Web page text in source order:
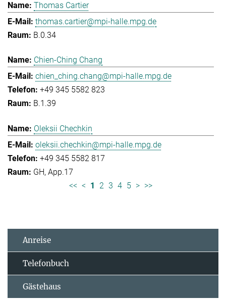
Thomas Cartier
thomas.cartier@mpi-halle.mpg.de
B.0.34
Chien-Ching Chang
chien_ching.chang@mpi-halle.mpg.de
+49 345 5582 823
B.1.39
Oleksii Chechkin
oleksii.chechkin@mpi-halle.mpg.de
+49 345 5582 817
GH, App.17
<< < 1 2 3 4 5 > >>
Anreise
Telefonbuch
Gästehaus